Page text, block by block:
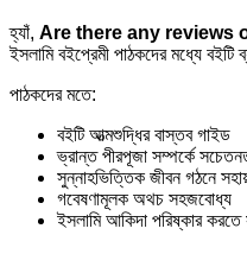
হ্যাঁ, Are there any reviews
ইসলামি বইপ্রেমী পাঠকদের মধ্যে বইটি
পাঠকদের মতে:
বইটি আত্মশুদ্ধির বাস্তব গাইড
ভ্রান্ত পীরপূজা সম্পর্কে
সুন্নাহভিত্তিক জীবন গঠনে
গবেষণামূলক অথচ সহজবোধ্য
ইসলামি আকিদা পরিষ্কার করতে